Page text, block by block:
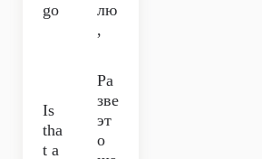
go
лю
,
Is
tha
t a
Ра
зве
эт
о